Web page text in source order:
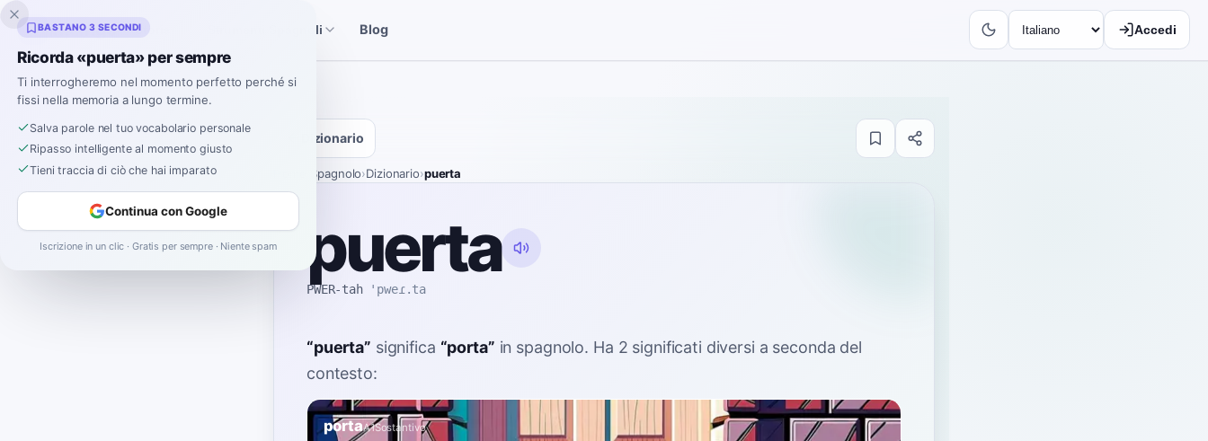
Inklingo Storie Strumenti Spagnoli Blog Accedi
Dizionario
Spagnolo›Dizionario›puerta
puerta
PWER-tah 'pweɾ.ta
“puerta” significa “porta” in spagnolo. Ha 2 significati diversi a seconda del
contesto:
portaA1Sostantivo
BASTANO 3 SECONDI
Ricorda «puerta» per sempre
Ti interrogheremo nel momento perfetto perché si
fissi nella memoria a lungo termine.
Salva parole nel tuo vocabolario personale
Ripasso intelligente al momento giusto
Tieni traccia di ciò che hai imparato
Continua con Google
Iscrizione in un clic · Gratis per sempre · Niente spam